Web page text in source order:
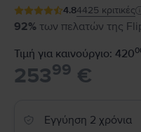
4.84425 κριτικές
92% των πελατών της
Τιμή για καινούργιο: 420
25399 €
Εγγύηση 2 χρόνια